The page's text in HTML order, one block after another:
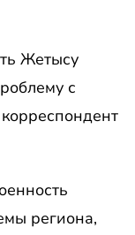
Жетысу
с
региона,